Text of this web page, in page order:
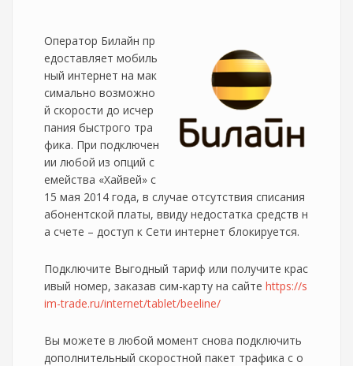
Оператор Билайн пр
едоставляет мобиль
ный интернет на мак
симально возможно
й скорости до исчер
пания быстрого тра
фика. При подключен
ии любой из опций с
емейства «Хайвей» с
15 мая 2014 года, в случае отсутствия списания
абонентской платы, ввиду недостатка средств н
а счете – доступ к Сети интернет блокируется.
Подключите Выгодный тариф или получите крас
ивый номер, заказав сим-карту на сайте https://s
im-trade.ru/internet/tablet/beeline/
Вы можете в любой момент снова подключить
дополнительный скоростной пакет трафика с о